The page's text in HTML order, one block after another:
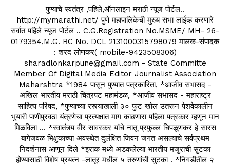
पुण्याचे स्वतंत्र ,पहिले,ऑनलाइन मराठी न्यूज पोर्टल..
http://mymarathi.net/ पुणे महापालिकेची मुख्य सभा लाईव्ह करणारे
सर्वात पहिले न्यूज पोर्टल .. C.G.Registration No.MSME/ MH- 26-
0179354,M.G. RC No. DCL 2131000315798079 मालक-संपादक
: शरद लोणकर( mobile-9423508306)
sharadlonkarpune@gmail.com - State Committe
Member Of Digital Media Editor Journalist Association
Maharshtra *1984 पासून पुण्यात पत्रकारिता, *आजीव सभासद -
अखिल भारतीय मराठी चित्रपट महामंडळ, *आजीव सभासद - महाराष्ट्र
साहित्य परिषद, *पुण्याच्या रस्त्याखाली ३० फुट खोल उतरून पेशवेकालीन
भुयारी पाणीपुरवठा यंत्रणेचा प्रत्यक्षात माग काढणारा पहिला पत्रकार म्हणून मान
मिळविला ... *स्वातंत्र्य वीर सावरकर यांचे नातू प्रफुल्ल चिपळूणकर हे सारस
बागेजवळ भिक्षुकाच्या अवस्थेत दुर्लक्षित जिवन जगत असल्याचे सर्वप्रथम
निदर्शनास आणून दिले *इराक मध्ये अडकलेल्या भारतीय मजुरांची सुटका
होण्यासाठी विशेष प्रयत्न -लातूर मधील ५ तरुणांची सुटका . *निगडीतील २